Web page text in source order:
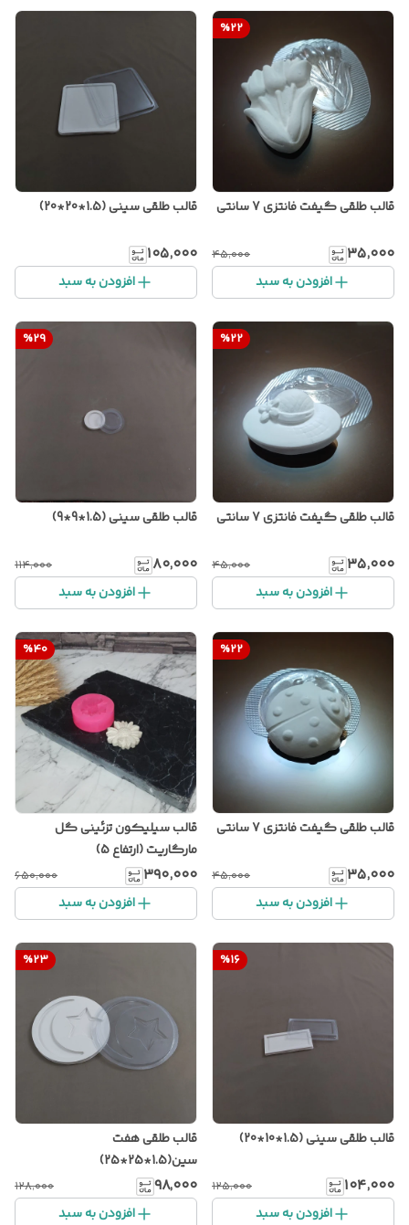
%22
قالب طلقی گیفت فانتزی 7 سانتی
۳۵٬۰۰۰ ۴۵٬۰۰۰
افزودن به سبد
قالب طلقی سینی (1.5*20*20)
۱۰۵٬۰۰۰
افزودن به سبد
%22
قالب طلقی گیفت فانتزی 7 سانتی
۳۵٬۰۰۰ ۴۵٬۰۰۰
افزودن به سبد
%29
قالب طلقی سینی (1.5*9*9)
۸۰٬۰۰۰ ۱۱۴٬۰۰۰
افزودن به سبد
%22
قالب طلقی گیفت فانتزی 7 سانتی
۳۵٬۰۰۰ ۴۵٬۰۰۰
افزودن به سبد
%40
قالب سیلیکون تزئینی گل
مارگاریت (ارتفاع 5)
۳۹۰٬۰۰۰ ۶۵۰٬۰۰۰
افزودن به سبد
%16
قالب طلقی سینی (1.5*10*20)
۱۰۴٬۰۰۰ ۱۲۵٬۰۰۰
افزودن به سبد
%23
قالب طلقی هفت
سین(1.5*25*25)
۹۸٬۰۰۰ ۱۲۸٬۰۰۰
افزودن به سبد